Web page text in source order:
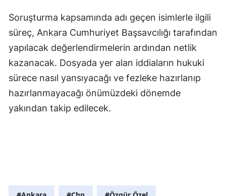
Soruşturma kapsamında adı geçen isimlerle ilgili
süreç, Ankara Cumhuriyet Başsavcılığı tarafından
yapılacak değerlendirmelerin ardından netlik
kazanacak. Dosyada yer alan iddiaların hukuki
sürece nasıl yansıyacağı ve fezleke hazırlanıp
hazırlanmayacağı önümüzdeki dönemde
yakından takip edilecek.